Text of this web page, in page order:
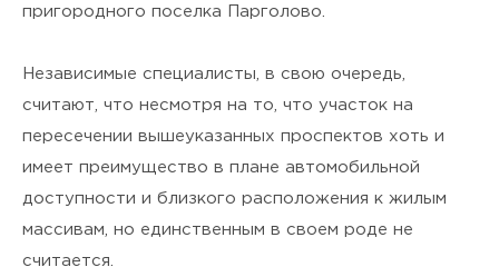
пригородного поселка Парголово.
Независимые специалисты, в свою очередь,
считают, что несмотря на то, что участок на
пересечении вышеуказанных проспектов хоть и
имеет преимущество в плане автомобильной
доступности и близкого расположения к жилым
массивам, но единственным в своем роде не
считается.